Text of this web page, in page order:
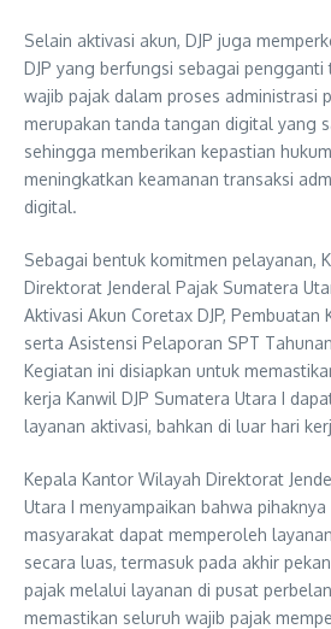
Selain aktivasi akun, DJP juga
DJP yang berfungsi sebagai
wajib pajak dalam proses administrasi
merupakan tanda tangan digital yang
sehingga memberikan kepastian
meningkatkan keamanan transaksi
digital.
Sebagai bentuk komitmen pelayanan,
Direktorat Jenderal Pajak Sumatera
Aktivasi Akun Coretax DJP, Pembuatan
serta Asistensi Pelaporan SPT
Kegiatan ini disiapkan untuk
kerja Kanwil DJP Sumatera Utara I
layanan aktivasi, bahkan di luar hari
Kepala Kantor Wilayah Direktorat
Utara I menyampaikan bahwa
masyarakat dapat memperoleh
secara luas, termasuk pada akhir
pajak melalui layanan di pusat
memastikan seluruh wajib pajak